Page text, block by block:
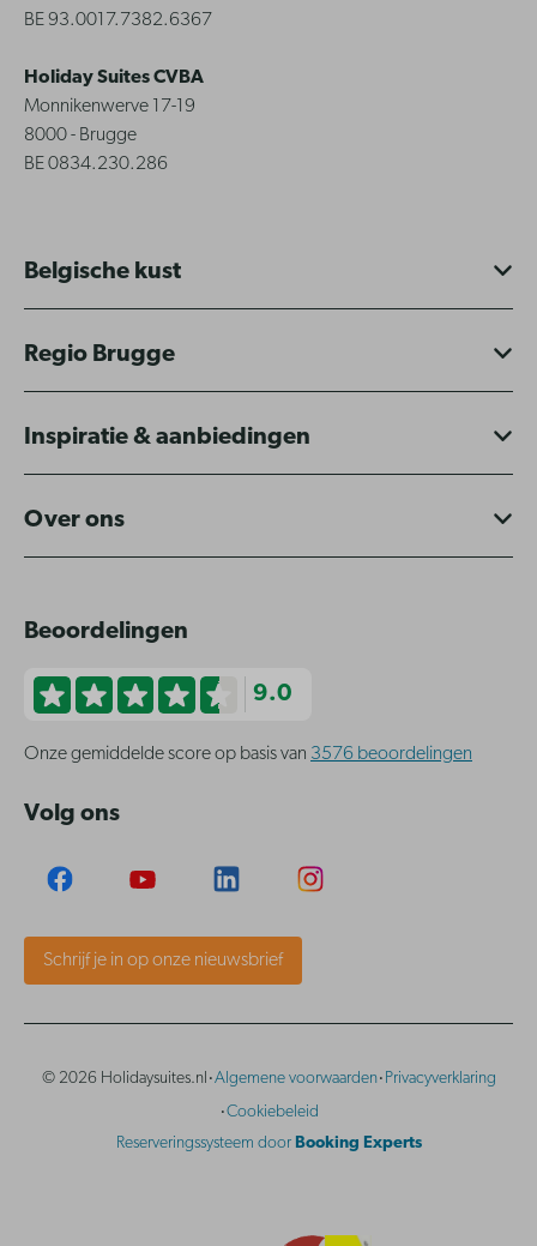
BE 93.0017.7382.6367
Holiday Suites CVBA
Monnikenwerve 17-19
8000 - Brugge
BE 0834.230.286
Belgische kust
Regio Brugge
Inspiratie & aanbiedingen
Over ons
Beoordelingen
9.0
Onze gemiddelde score op basis van 3576 beoordelingen
Volg ons
Schrijf je in op onze nieuwsbrief
© 2026 Holidaysuites.nl ·Algemene voorwaarden· Privacyverklaring
·Cookiebeleid
Reserveringssysteem door Booking Experts